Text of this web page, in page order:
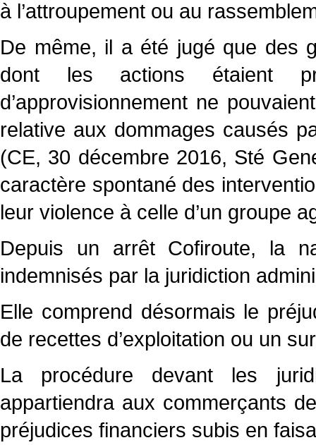
à l’attroupement ou au
De même, il a été jugé que des
dont les actions étaient
d’approvisionnement ne
relative aux dommages causés
(CE, 30 décembre 2016, Sté
caractère spontané des
leur violence à celle d’un groupe
Depuis un arrêt Cofiroute, la
indemnisés par la juridiction
Elle comprend désormais le
de recettes d’exploitation ou un
La procédure devant les
appartiendra aux commerçants
préjudices financiers subis en